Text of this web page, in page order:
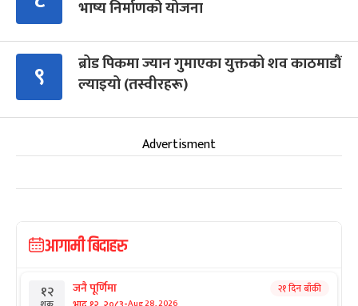
भाष्य निर्माणको योजना
९
ब्रोड पिकमा ज्यान गुमाएका युक्तको शव काठमाडौं
ल्याइयो (तस्वीरहरू)
Advertisment
आगामी बिदाहरु
१२ जनै पूर्णिमा २१ दिन बाँकी